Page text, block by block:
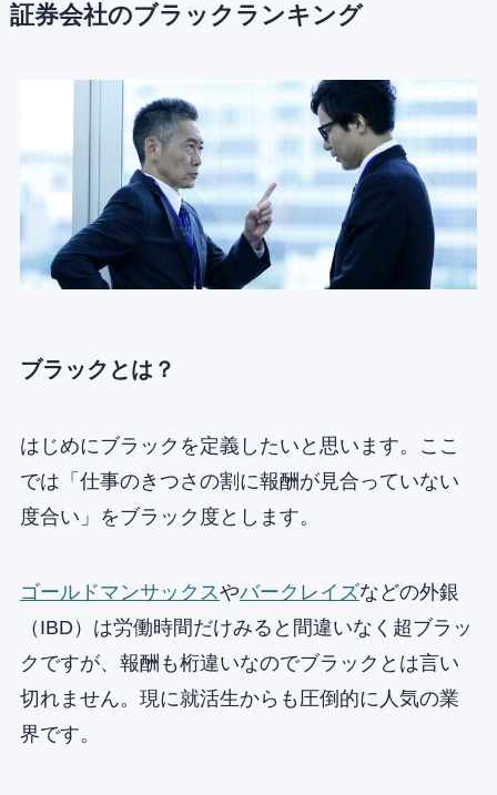
証券会社のブラックランキング
ブラックとは？
はじめにブラックを定義したいと思います。ここ
では「仕事のきつさの割に報酬が見合っていない
度合い」をブラック度とします。
ゴールドマンサックスやバークレイズなどの外銀
（IBD）は労働時間だけみると間違いなく超ブラッ
クですが、報酬も桁違いなのでブラックとは言い
切れません。現に就活生からも圧倒的に人気の業
界です。